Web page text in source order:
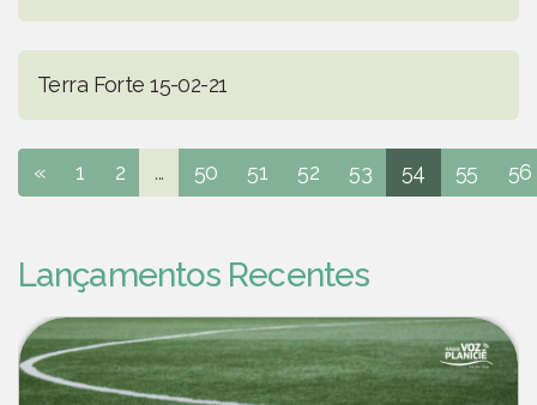
Terra Forte 15-02-21
« 1 2 ... 50 51 52 53 54 55 56
Lançamentos Recentes